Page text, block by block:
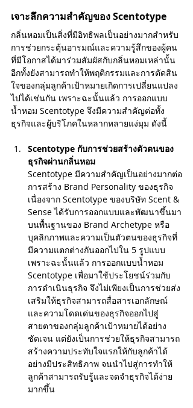
Follow Us
โรงงานน้ำหอม
เจาะลึกความสำคัญของ Scentotype
กลิ่นหอมเป็นสิ่งที่มีอิทธิพลเป็นอย่างมากสำหรับ
การช่วยกระตุ้นอารมณ์และความรู้สึกของผู้คน
ที่มีโอกาสได้มาร่วมสัมผัสกับกลิ่นหอมเหล่านั้น
อีกทั้งยังสามารถทำให้พฤติกรรมและการตัดสิน
ใจของกลุ่มลูกค้าเป้าหมายเกิดการเปลี่ยนแปลง
ไปได้เช่นกัน เพราะฉะนั้นแล้ว การออกแบบ
น้ำหอม Scentotype จึงมีความสำคัญต่อทั้ง
ธุรกิจและผู้บริโภคในหลากหลายแง่มุม ดังนี้
Scentotype กับการช่วยสร้างตัวตนของ
ธุรกิจผ่านกลิ่นหอม
Scentotype มีความสำคัญเป็นอย่างมากต่อ
การสร้าง Brand Personality ของธุรกิจ
เนื่องจาก Scentotype ของบริษัท Scent &
Sense ได้รับการออกแบบและพัฒนาขึ้นมา
บนพื้นฐานของ Brand Archetype หรือ
บุคลิกภาพและความเป็นตัวตนของธุรกิจที่
มีความแตกต่างกันออกไปใน 5 รูปแบบ
เพราะฉะนั้นแล้ว การออกแบบน้ำหอม
Scentotype เพื่อมาใช้ประโยชน์ร่วมกับ
การดำเนินธุรกิจ จึงไม่เพียงเป็นการช่วยส่ง
เสริมให้ธุรกิจสามารถสื่อสารเอกลักษณ์
และความโดดเด่นของธุรกิจออกไปสู่
สายตาของกลุ่มลูกค้าเป้าหมายได้อย่าง
ชัดเจน แต่ยังเป็นการช่วยให้ธุรกิจสามารถ
สร้างความประทับใจแรกให้กับลูกค้าได้
อย่างมีประสิทธิภาพ จนนำไปสู่การทำให้
ลูกค้าสามารถรับรู้และจดจำธุรกิจได้ง่าย
มากขึ้น